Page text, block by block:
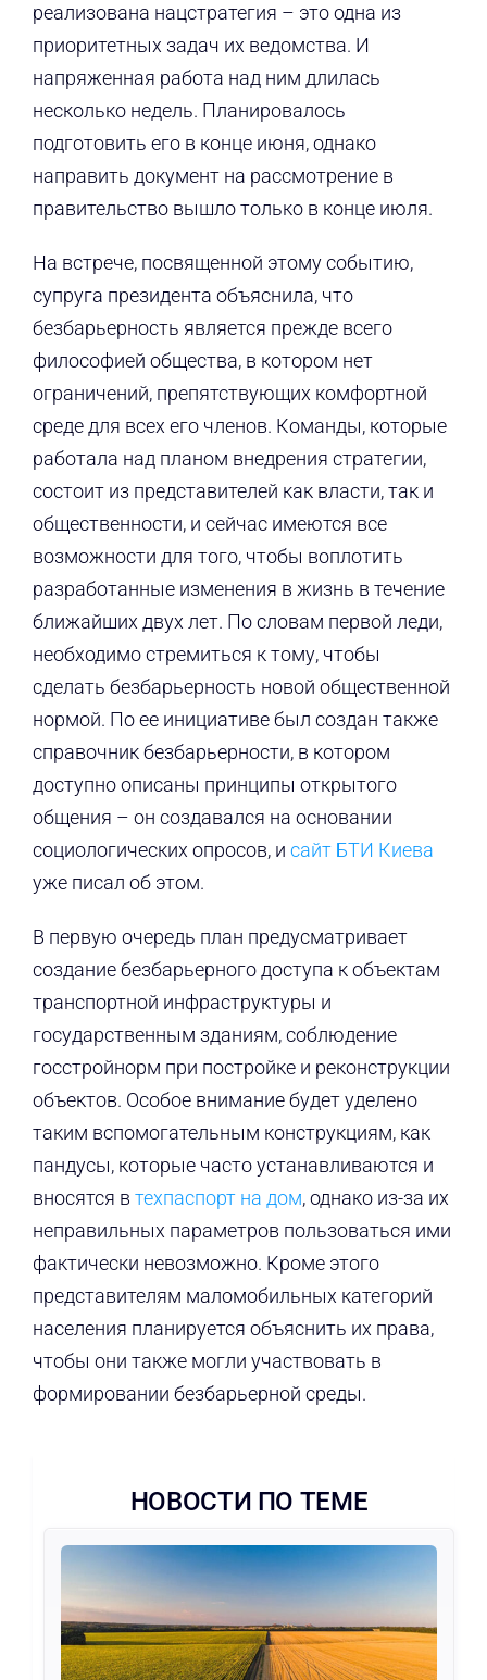
реализована нацстратегия – это одна из
приоритетных задач их ведомства. И
напряженная работа над ним длилась
несколько недель. Планировалось
подготовить его в конце июня, однако
направить документ на рассмотрение в
правительство вышло только в конце июля.
На встрече, посвященной этому событию,
супруга президента объяснила, что
безбарьерность является прежде всего
философией общества, в котором нет
ограничений, препятствующих комфортной
среде для всех его членов. Команды, которые
работала над планом внедрения стратегии,
состоит из представителей как власти, так и
общественности, и сейчас имеются все
возможности для того, чтобы воплотить
разработанные изменения в жизнь в течение
ближайших двух лет. По словам первой леди,
необходимо стремиться к тому, чтобы
сделать безбарьерность новой общественной
нормой. По ее инициативе был создан также
справочник безбарьерности, в котором
доступно описаны принципы открытого
общения – он создавался на основании
социологических опросов, и сайт БТИ Киева
уже писал об этом.
В первую очередь план предусматривает
создание безбарьерного доступа к объектам
транспортной инфраструктуры и
государственным зданиям, соблюдение
госстройнорм при постройке и реконструкции
объектов. Особое внимание будет уделено
таким вспомогательным конструкциям, как
пандусы, которые часто устанавливаются и
вносятся в техпаспорт на дом, однако из-за их
неправильных параметров пользоваться ими
фактически невозможно. Кроме этого
представителям маломобильных категорий
населения планируется объяснить их права,
чтобы они также могли участвовать в
формировании безбарьерной среды.
НОВОСТИ ПО ТЕМЕ